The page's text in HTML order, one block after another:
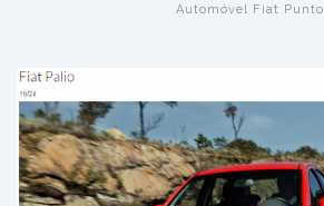
Automóvel Fiat Punto